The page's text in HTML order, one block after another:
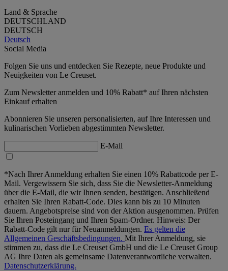
Land & Sprache
DEUTSCHLAND
DEUTSCH
Deutsch
Social Media
Folgen Sie uns und entdecken Sie Rezepte, neue Produkte und
Neuigkeiten von Le Creuset.
Zum Newsletter anmelden und 10% Rabatt* auf Ihren nächsten
Einkauf erhalten
Abonnieren Sie unseren personalisierten, auf Ihre Interessen und
kulinarischen Vorlieben abgestimmten Newsletter.
E-Mail
*Nach Ihrer Anmeldung erhalten Sie einen 10% Rabattcode per E-
Mail. Vergewissern Sie sich, dass Sie die Newsletter-Anmeldung
über die E-Mail, die wir Ihnen senden, bestätigen. Anschließend
erhalten Sie Ihren Rabatt-Code. Dies kann bis zu 10 Minuten
dauern. Angebotspreise sind von der Aktion ausgenommen. Prüfen
Sie Ihren Posteingang und Ihren Spam-Ordner. Hinweis: Der
Rabatt-Code gilt nur für Neuanmeldungen. Es gelten die
Allgemeinen Geschäftsbedingungen. Mit Ihrer Anmeldung, sie
stimmen zu, dass die Le Creuset GmbH und die Le Creuset Group
AG Ihre Daten als gemeinsame Datenverantwortliche verwalten.
Datenschutzerklärung.